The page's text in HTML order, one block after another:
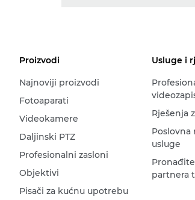
Proizvodi
Najnoviji proizvodi
Fotoaparati
Videokamere
Daljinski PTZ
Profesionalni zasloni
Objektivi
Pisači za kućnu upotrebu
Usluge i
Rješenja
Poslovna
usluge
partnera